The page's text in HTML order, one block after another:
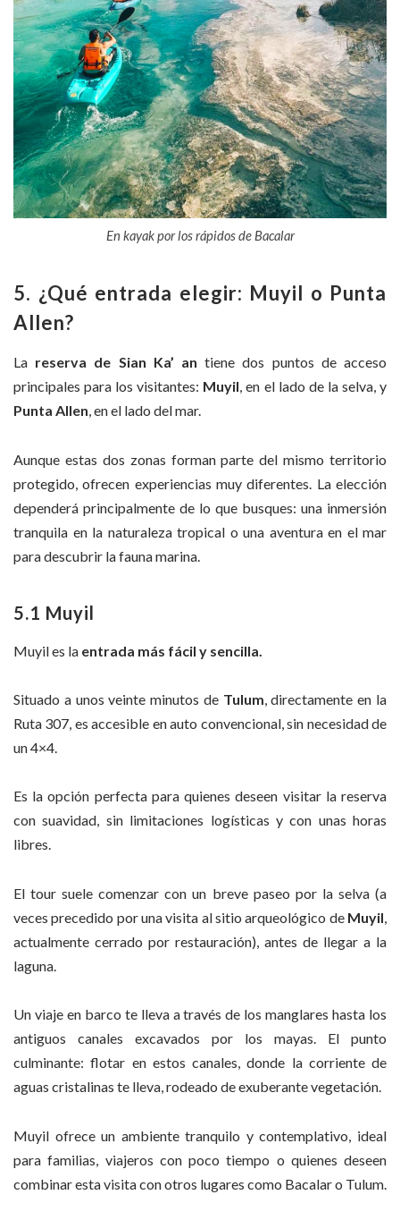
En kayak por los rápidos de Bacalar
5. ¿Qué entrada elegir: Muyil o Punta
Allen?
La reserva de Sian Ka’ an tiene dos puntos de acceso
principales para los visitantes: Muyil, en el lado de la selva, y
Punta Allen, en el lado del mar.
Aunque estas dos zonas forman parte del mismo territorio
protegido, ofrecen experiencias muy diferentes. La elección
dependerá principalmente de lo que busques: una inmersión
tranquila en la naturaleza tropical o una aventura en el mar
para descubrir la fauna marina.
5.1 Muyil
Muyil es la entrada más fácil y sencilla.
Situado a unos veinte minutos deTulum, directamente en la
Ruta 307, es accesible en auto convencional, sin necesidad de
un 4×4.
Es la opción perfecta para quienes deseen visitar la reserva
con suavidad, sin limitaciones logísticas y con unas horas
libres.
El tour suele comenzar con un breve paseo por la selva (a
veces precedido por una visita al sitio arqueológico deMuyil,
actualmente cerrado por restauración), antes de llegar a la
laguna.
Un viaje en barco te lleva a través de los manglares hasta los
antiguos canales excavados por los mayas. El punto
culminante: flotar en estos canales, donde la corriente de
aguas cristalinas te lleva, rodeado de exuberante vegetación.
Muyil ofrece un ambiente tranquilo y contemplativo, ideal
para familias, viajeros con poco tiempo o quienes deseen
combinar esta visita con otros lugares como Bacalar o Tulum.